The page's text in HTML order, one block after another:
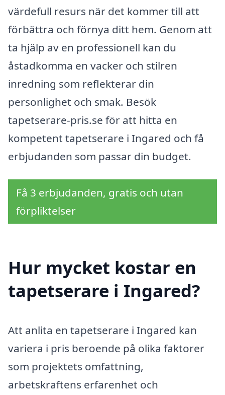
värdefull resurs när det kommer till att
förbättra och förnya ditt hem. Genom att
ta hjälp av en professionell kan du
åstadkomma en vacker och stilren
inredning som reflekterar din
personlighet och smak. Besök
tapetserare-pris.se för att hitta en
kompetent tapetserare i Ingared och få
erbjudanden som passar din budget.
Få 3 erbjudanden, gratis och utan
förpliktelser
Hur mycket kostar en
tapetserare i Ingared?
Att anlita en tapetserare i Ingared kan
variera i pris beroende på olika faktorer
som projektets omfattning,
arbetskraftens erfarenhet och